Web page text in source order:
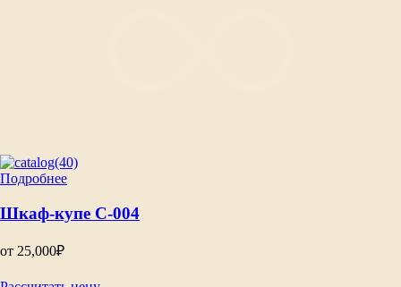
Подробнее
Шкаф-купе C-004
от 25,000₽